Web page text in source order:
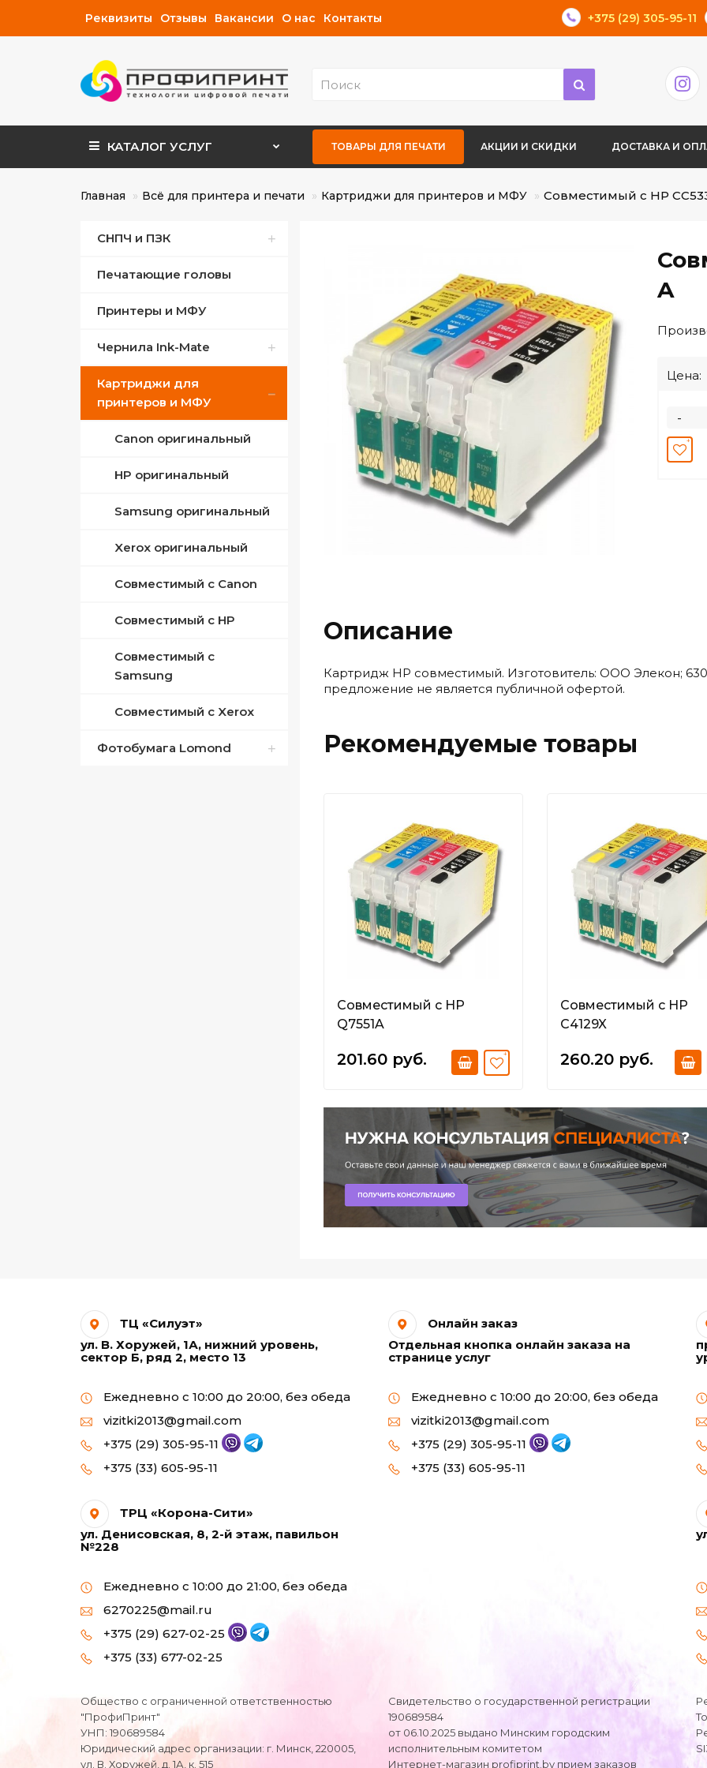
Реквизиты Отзывы Вакансии О нас Контакты +375 (29) 305-95-11
КАТАЛОГ УСЛУГ ТОВАРЫ ДЛЯ ПЕЧАТИ АКЦИИ И СКИДКИ ДОСТАВКА И
Главная Всё для принтера и печати Картриджи для принтеров и МФУ Совместимый с HP
СНПЧ и ПЗК
СНПЧ для Canon
СНПЧ для Epson
ПЗК для Canon
ПЗК для Epson
Печатающие головы
Принтеры и МФУ
Чернила Ink-Mate
Совместимые Canon
Совместимые Epson
Картриджи для
принтеров и МФУ
Canon оригинальный
HP оригинальный
Samsung оригинальный
Xerox оригинальный
Совместимый с Canon
Совместимый с HP
Совместимый с
Samsung
Совместимый с Xerox
Фотобумага Lomond
принтеров А4
Фотобумага ГЛЯНЕЦ
принтеров А4
Фотобумага для
струйных принтеров
формата А3
струйных принтеров
формата А5
струйных принтеров
формата А6 (10х15)
Фотобумага МАТОВАЯ
Холст натуральный
A
Цена:
-
Описание
Картридж HP совместимый. Изготовитель: ООО Элекон;
предложение не является публичной офертой.
Рекомендуемые товары
Совместимый с HP
Q7551A
201.60 руб.
Совместимый с HP
C4129X
260.20 руб.
ТЦ «Силуэт»
ул. В. Хоружей, 1А, нижний уровень,
сектор Б, ряд 2, место 13
Ежедневно с 10:00 до 20:00, без обеда
vizitki2013@gmail.com
+375 (29) 305-95-11
+375 (33) 605-95-11
ТРЦ «Корона-Сити»
ул. Денисовская, 8, 2-й этаж, павильон
№228
Ежедневно с 10:00 до 21:00, без обеда
6270225@mail.ru
+375 (29) 627-02-25
+375 (33) 677-02-25
Онлайн заказ
Отдельная кнопка онлайн заказа на
странице услуг
Ежедневно с 10:00 до 20:00, без обеда
vizitki2013@gmail.com
+375 (29) 305-95-11
+375 (33) 605-95-11
Общество с ограниченной ответственностью
"ПрофиПринт"
УНП: 190689584
Юридический адрес организации: г. Минск, 220005,
ул. В. Хоружей, д. 1А, к. 515
Свидетельство о государственной регистрации
190689584
от 06.10.2025 выдано Минским городским
исполнительным комитетом
Интернет-магазин profiprint.by прием заказов